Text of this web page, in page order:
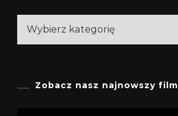
Kategorie
Zobacz nasz najnowszy film